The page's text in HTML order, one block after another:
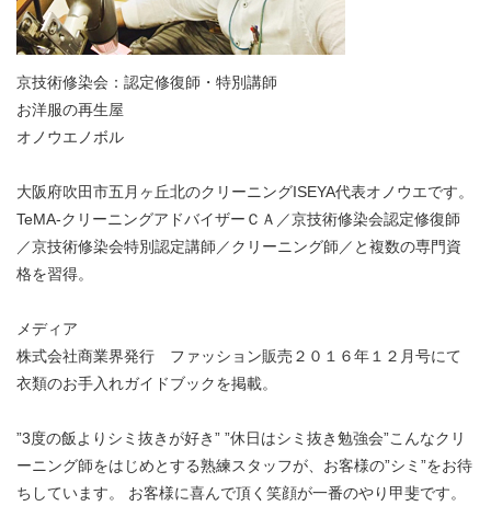
京技術修染会：認定修復師・特別講師
お洋服の再生屋
オノウエノボル
大阪府吹田市五月ヶ丘北のクリーニングISEYA代表オノウエです。
TeMA-クリーニングアドバイザーＣＡ／京技術修染会認定修復師
／京技術修染会特別認定講師／クリーニング師／と複数の専門資
格を習得。
メディア
株式会社商業界発行 ファッション販売２０１６年１２月号にて
衣類のお手入れガイドブックを掲載。
”3度の飯よりシミ抜きが好き” ”休日はシミ抜き勉強会”こんなクリ
ーニング師をはじめとする熟練スタッフが、お客様の”シミ”をお待
ちしています。 お客様に喜んで頂く笑顔が一番のやり甲斐です。